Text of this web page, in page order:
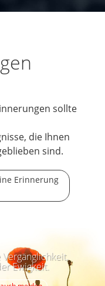
sollte
die Ihnen
sind.
Erinnerung
Ewigkeit.